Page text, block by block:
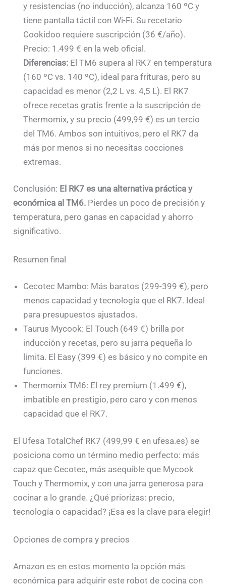
y resistencias (no inducción), alcanza 160 ºC y
tiene pantalla táctil con Wi-Fi. Su recetario
Cookidoo requiere suscripción (36 €/año).
Precio: 1.499 € en la web oficial.
Diferencias: El TM6 supera al RK7 en temperatura
(160 ºC vs. 140 ºC), ideal para frituras, pero su
capacidad es menor (2,2 L vs. 4,5 L). El RK7
ofrece recetas gratis frente a la suscripción de
Thermomix, y su precio (499,99 €) es un tercio
del TM6. Ambos son intuitivos, pero el RK7 da
más por menos si no necesitas cocciones
extremas.
Conclusión: El RK7 es una alternativa práctica y
económica al TM6. Pierdes un poco de precisión y
temperatura, pero ganas en capacidad y ahorro
significativo.
Resumen final
Cecotec Mambo: Más baratos (299-399 €), pero
menos capacidad y tecnología que el RK7. Ideal
para presupuestos ajustados.
Taurus Mycook: El Touch (649 €) brilla por
inducción y recetas, pero su jarra pequeña lo
limita. El Easy (399 €) es básico y no compite en
funciones.
Thermomix TM6: El rey premium (1.499 €),
imbatible en prestigio, pero caro y con menos
capacidad que el RK7.
El Ufesa TotalChef RK7 (499,99 € en ufesa.es) se
posiciona como un término medio perfecto: más
capaz que Cecotec, más asequible que Mycook
Touch y Thermomix, y con una jarra generosa para
cocinar a lo grande. ¿Qué priorizas: precio,
tecnología o capacidad? ¡Esa es la clave para elegir!
Opciones de compra y precios
Amazon es en estos momento la opción más
económica para adquirir este robot de cocina con